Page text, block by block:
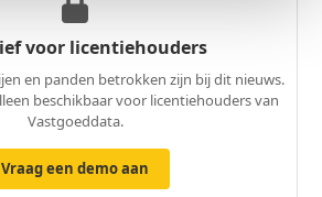
voor licentiehouders
en panden betrokken zijn bij dit nieuws.
beschikbaar voor licentiehouders van
Vastgoeddata.
Vraag een demo aan